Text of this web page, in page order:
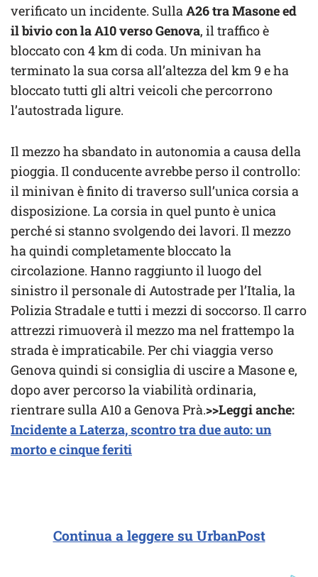
verificato un incidente. Sulla A26 tra Masone ed
il bivio con la A10 verso Genova, il traffico è
bloccato con 4 km di coda. Un minivan ha
terminato la sua corsa all’altezza del km 9 e ha
bloccato tutti gli altri veicoli che percorrono
l’autostrada ligure.
Il mezzo ha sbandato in autonomia a causa della
pioggia. Il conducente avrebbe perso il controllo:
il minivan è finito di traverso sull’unica corsia a
disposizione. La corsia in quel punto è unica
perché si stanno svolgendo dei lavori. Il mezzo
ha quindi completamente bloccato la
circolazione. Hanno raggiunto il luogo del
sinistro il personale di Autostrade per l’Italia, la
Polizia Stradale e tutti i mezzi di soccorso. Il carro
attrezzi rimuoverà il mezzo ma nel frattempo la
strada è impraticabile. Per chi viaggia verso
Genova quindi si consiglia di uscire a Masone e,
dopo aver percorso la viabilità ordinaria,
rientrare sulla A10 a Genova Prà.>>Leggi anche:
Incidente a Laterza, scontro tra due auto: un
morto e cinque feriti
Continua a leggere su UrbanPost